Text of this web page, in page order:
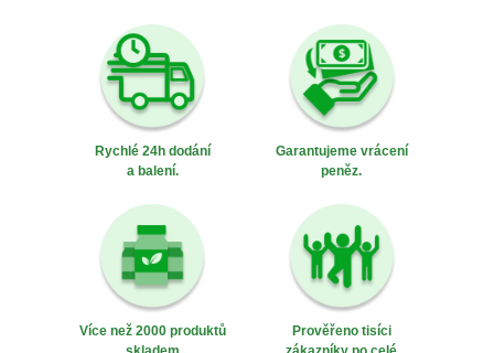
Rychlé 24h dodání
a balení.
Garantujeme vrácení
peněz.
Více než 2000 produktů
Prověřeno tisíci